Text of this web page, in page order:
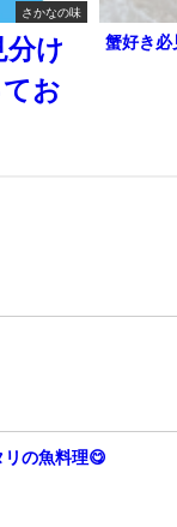
さかなの味
分け
お
蟹好き必
リの魚料理😋